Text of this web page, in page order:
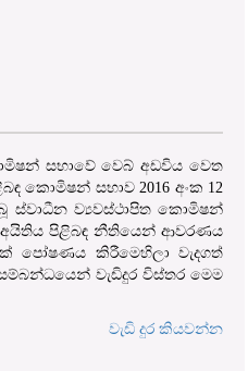
සභාවේ වෙබ් අඩවිය වෙත
කොමිෂන් සභාව 2016 අංක 12
ස්වාධීන ව්‍යවස්ථාපිත කොමිෂන්
අයිතිය පිළිබඳ නීතියෙන් ආවරණය
පෝෂණය කිරීමෙහිලා වැදගත්
වැඩිදුර විස්තර මෙම
වැඩි දුර කියවන්න